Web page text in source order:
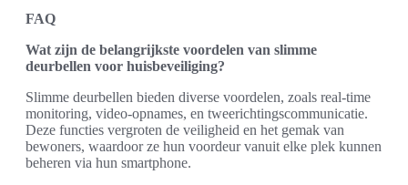
FAQ
Wat zijn de belangrijkste voordelen van slimme
deurbellen voor huisbeveiliging?
Slimme deurbellen bieden diverse voordelen, zoals real-time
monitoring, video-opnames, en tweerichtingscommunicatie.
Deze functies vergroten de veiligheid en het gemak van
bewoners, waardoor ze hun voordeur vanuit elke plek kunnen
beheren via hun smartphone.